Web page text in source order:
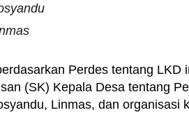
Perdes tentang
(SK) Kepala Desa tentang
Linmas, dan organisasi